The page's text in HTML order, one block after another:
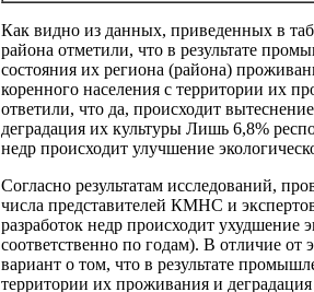
Как видно из данных, приведенных в
района отметили, что в результате
состояния их региона (района)
коренного населения с территории их
ответили, что да, происходит
деградация их культуры Лишь 6,8%
недр происходит улучшение
Согласно результатам исследований,
числа представителей КМНС и
разработок недр происходит ухудшение
соответственно по годам). В отличие
вариант о том, что в результате
территории их проживания и